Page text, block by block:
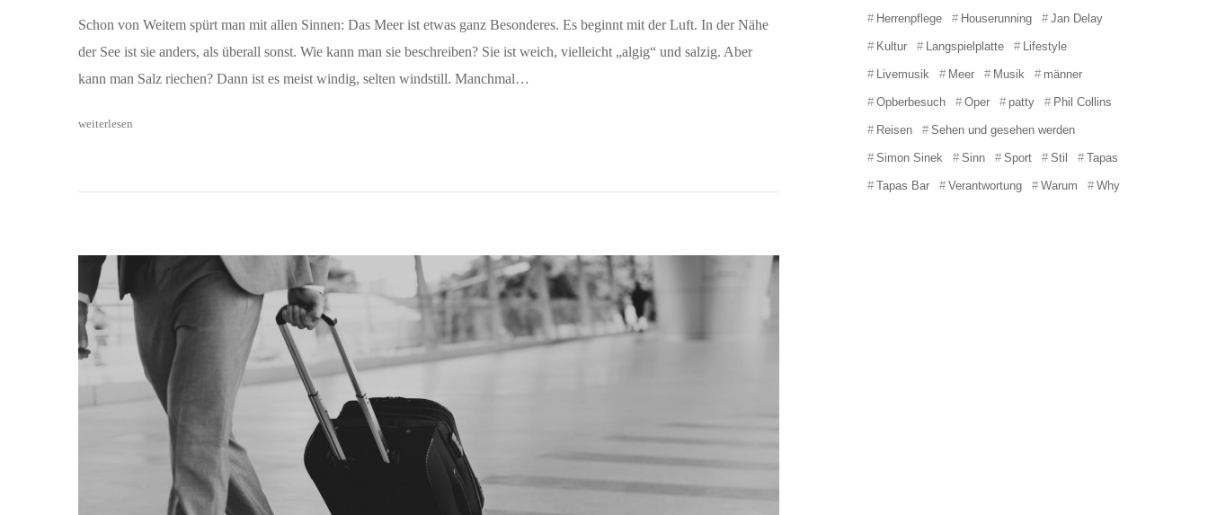
Schon von Weitem spürt man mit allen Sinnen: Das Meer ist etwas ganz Besonderes. Es beginnt mit der Luft. In der Nähe
der See ist sie anders, als überall sonst. Wie kann man sie beschreiben? Sie ist weich, vielleicht „algig“ und salzig. Aber
kann man Salz riechen? Dann ist es meist windig, selten windstill. Manchmal…
weiterlesen
Herrenpflege Houserunning Jan Delay
Kultur Langspielplatte Lifestyle
Livemusik Meer Musik männer
Opberbesuch Oper patty Phil Collins
Reisen Sehen und gesehen werden
Simon Sinek Sinn Sport Stil Tapas
Tapas Bar Verantwortung Warum Why